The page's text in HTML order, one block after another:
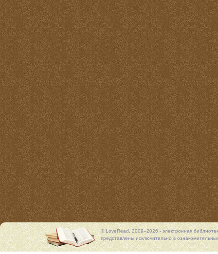
© LoveRead, 2009–2026 - электронная
представлены исключительно в